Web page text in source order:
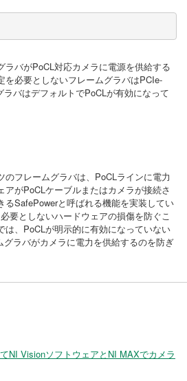
ラバがPoCL対応カメラに電源を供給する
を必要としないフレームグラバはPCIe-
バはデフォルトでPoCLが有効になって
フレームグラバは、PoCLラインに電力
アがPoCLケーブルまたはカメラが接続さ
るSafePowerと呼ばれる機能を実装してい
要としないハードウェアの損傷を防ぐこ
は、PoCLが明示的に有効になっていない
ラバがカメラに電力を供給するのを防ぎ
NI VisionソフトウェアとNI MAXでカメラ